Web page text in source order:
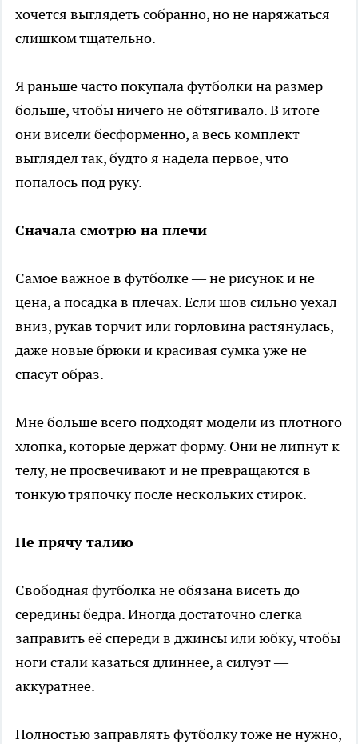
хочется выглядеть собранно, но не наряжаться
слишком тщательно.
Я раньше часто покупала футболки на размер
больше, чтобы ничего не обтягивало. В итоге
они висели бесформенно, а весь комплект
выглядел так, будто я надела первое, что
попалось под руку.
Сначала смотрю на плечи
Самое важное в футболке — не рисунок и не
цена, а посадка в плечах. Если шов сильно уехал
вниз, рукав торчит или горловина растянулась,
даже новые брюки и красивая сумка уже не
спасут образ.
Мне больше всего подходят модели из плотного
хлопка, которые держат форму. Они не липнут к
телу, не просвечивают и не превращаются в
тонкую тряпочку после нескольких стирок.
Не прячу талию
Свободная футболка не обязана висеть до
середины бедра. Иногда достаточно слегка
заправить её спереди в джинсы или юбку, чтобы
ноги стали казаться длиннее, а силуэт —
аккуратнее.
Полностью заправлять футболку тоже не нужно,